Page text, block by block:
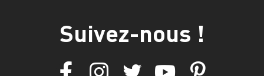
Suivez-nous !